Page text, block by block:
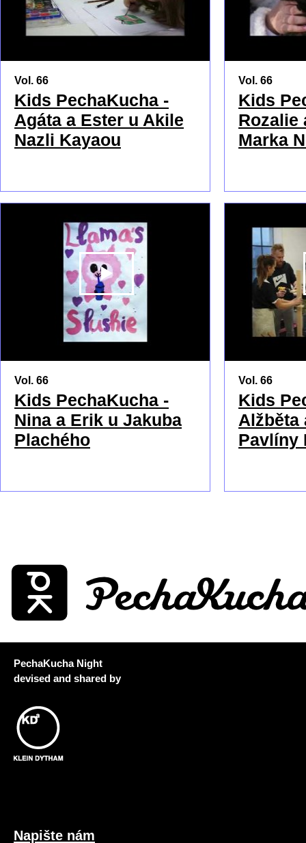
Vol. 66
Kids PechaKucha -
Agáta a Ester u Akile
Nazli Kayaou
Vol. 66
Kids
Rozalie
Marka
PŘEHRÁT
Vol. 66
Kids PechaKucha -
Nina a Erik u Jakuba
Plachého
Vol. 66
Kids
Alžběta
Pavlíny
PechaKucha Night
devised and shared by
Napište nám